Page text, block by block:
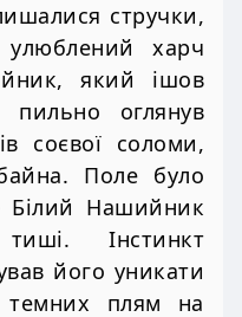
стручки,
харч
який ішов
пильно оглянув
соєвої соломи,
Поле було
Білий Нашийник
Інстинкт
його уникати
темних плям на